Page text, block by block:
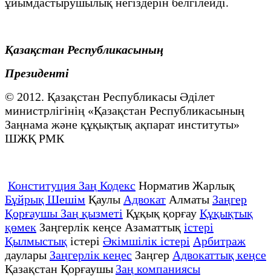
Қазақстан Республикасының
Президенті
© 2012. Қазақстан Республикасы Әділет
министрлігінің «Қазақстан Республикасының
Заңнама және құқықтық ақпарат институты»
ШЖҚ РМК
Конституция Заң Кодекс Норматив Жарлық
Бұйрық Шешім Қаулы Адвокат Алматы Заңгер
Қорғаушы Заң қызметі Құқық қорғау Құқықтық
қөмек Заңгерлік кеңсе Азаматтық істері
Қылмыстық істері Әкімшілік істері Арбитраж
даулары Заңгерлік кеңес Заңгер Адвокаттық кеңсе
Қазақстан Қорғаушы Заң компаниясы